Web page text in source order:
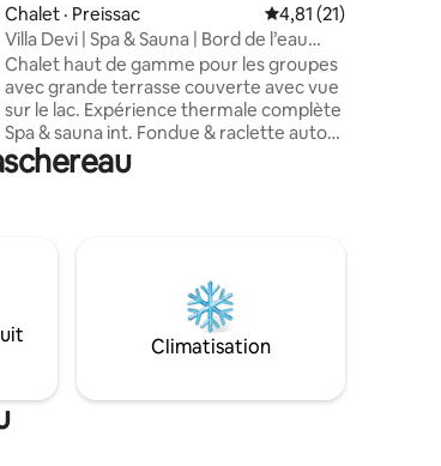
Chalet · Preissac Note moyenne de
4,81 (21)
Villa Devi | Spa & Sauna | Bord de l’eau
Preissac
Chalet haut de gamme pour les groupes
avec grande terrasse couverte avec vue
sur le lac. Expérience thermale complète
Spa & sauna int. Fondue & raclette autour
de la grande table en bois. Un chalet
conçu pour vivre une expérience
chambre+) - Accès direct au lac &
activités nautiques + quai privé. - Très
grand stationnement (remorques
Climatisation